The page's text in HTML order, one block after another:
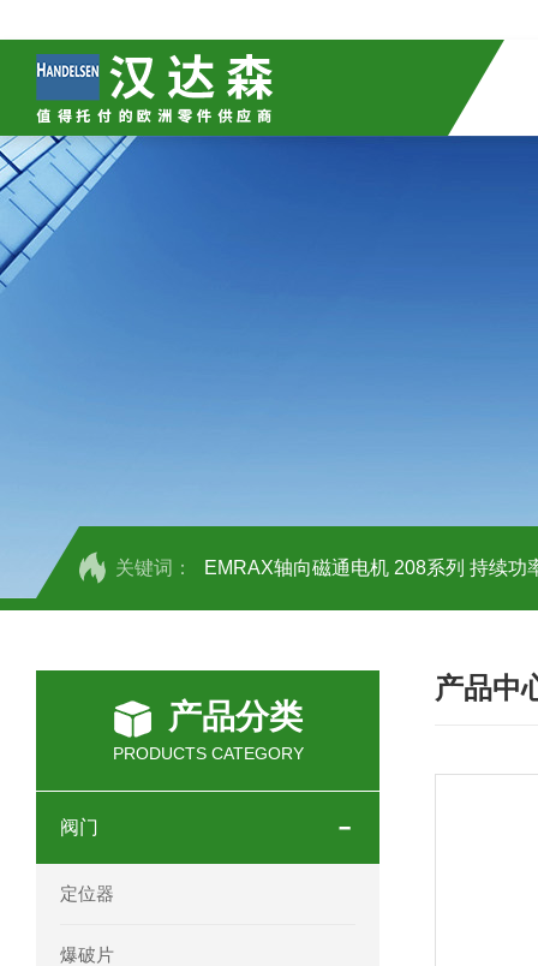
关键词： EMRAX轴向磁通电机 208系列 持续功
OEMER三相同步电机MTES 132SB/2
OEMER三相同步电机MTES 160MA/2
OEMER电机QLS 180M环保农业领域
产品分类
PRODUCTS CATEGORY
阀门
定位器
爆破片
产品中